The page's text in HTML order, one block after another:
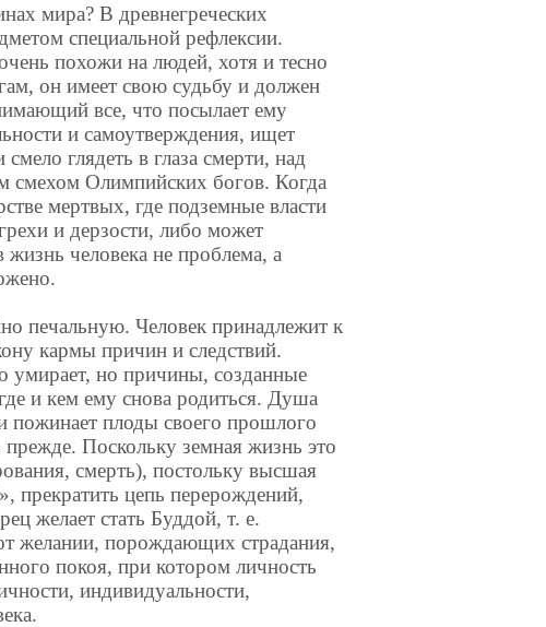
мира? В древнегреческих
специальной рефлексии.
похожи на людей, хотя и тесно
он имеет свою судьбу и должен
все, что посылает ему
и самоутверждения, ищет
глядеть в глаза смерти, над
смехом Олимпийских богов. Когда
мертвых, где подземные власти
и дерзости, либо может
человека не проблема, а
печальную. Человек принадлежит к
кармы причин и следствий.
умирает, но причины, созданные
и кем ему снова родиться. Душа
пожинает плоды своего прошлого
Поскольку земная жизнь это
смерть), постольку высшая
прекратить цепь перерождений,
желает стать Буддой, т. е.
желании, порождающих страдания,
покоя, при котором личность
индивидуальности,